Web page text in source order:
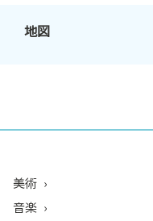
地図
美術
音楽